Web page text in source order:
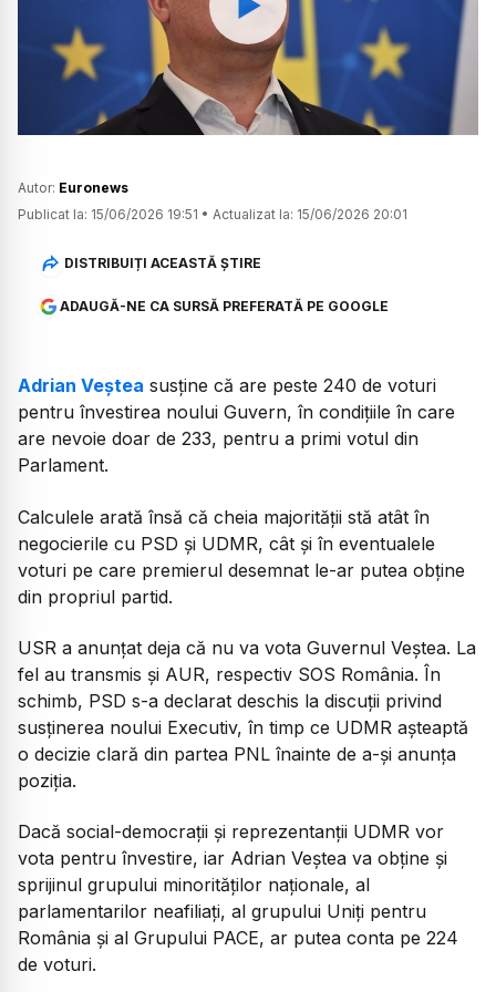
Watch
Autor: Euronews
Publicat la: 15/06/2026 19:51 • Actualizat la: 15/06/2026 20:01
DISTRIBUIȚI ACEASTĂ ȘTIRE
ADAUGĂ-NE CA SURSĂ PREFERATĂ PE GOOGLE
Adrian Veștea susține că are peste 240 de voturi
pentru învestirea noului Guvern, în condițiile în care
are nevoie doar de 233, pentru a primi votul din
Parlament.
Calculele arată însă că cheia majorității stă atât în
negocierile cu PSD și UDMR, cât și în eventualele
voturi pe care premierul desemnat le-ar putea obține
din propriul partid.
USR a anunțat deja că nu va vota Guvernul Veștea. La
fel au transmis și AUR, respectiv SOS România. În
schimb, PSD s-a declarat deschis la discuții privind
susținerea noului Executiv, în timp ce UDMR așteaptă
o decizie clară din partea PNL înainte de a-și anunța
poziția.
Dacă social-democrații și reprezentanții UDMR vor
vota pentru învestire, iar Adrian Veștea va obține și
sprijinul grupului minorităților naționale, al
parlamentarilor neafiliați, al grupului Uniți pentru
România și al Grupului PACE, ar putea conta pe 224
de voturi.